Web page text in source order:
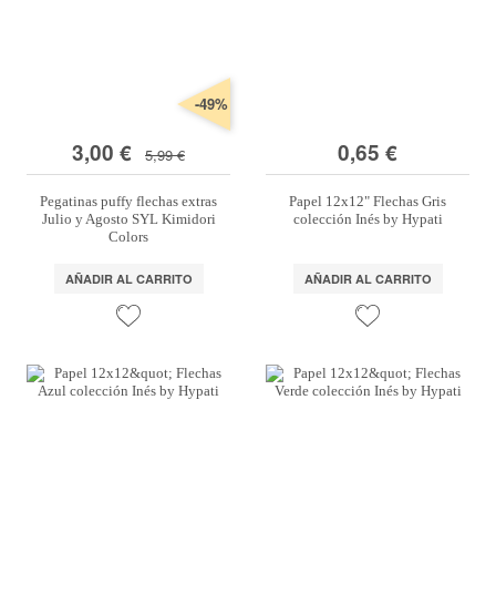
3,00 € 5,99 €
-49%
Pegatinas puffy flechas extras
Julio y Agosto SYL Kimidori
Colors
AÑADIR AL CARRITO
0,65 €
Papel 12x12" Flechas Gris
colección Inés by Hypati
AÑADIR AL CARRITO